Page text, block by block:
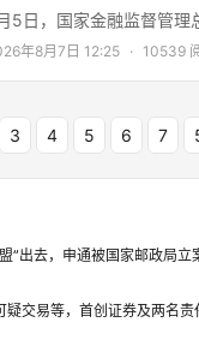
5日，国家金融监督管理
，青岛海林保险代理有
：一是与不具备保险中
二是委托未通过本公司
年8月7日 12:25 · 10539
3 4 5 6 7
”出去，申通被国家邮政局立
疑交易等，首创证券及两名